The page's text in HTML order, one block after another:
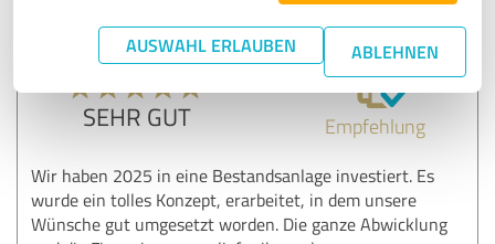
AUSWAHL ERLAUBEN ABLEHNEN
5,00 von 5
SEHR GUT Empfehlung
Wir haben 2025 in eine Bestandsanlage investiert. Es
wurde ein tolles Konzept, erarbeitet, in dem unsere
Wünsche gut umgesetzt worden. Die ganze Abwicklung